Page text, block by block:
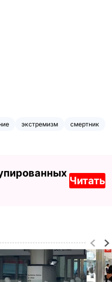
экстремизм
смертник
Читать